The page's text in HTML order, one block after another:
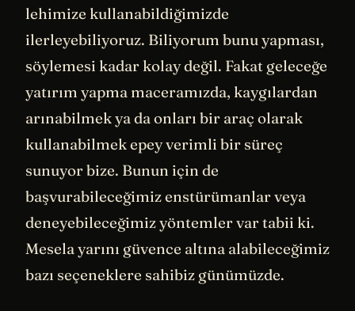
lehimize kullanabildiğimizde
ilerleyebiliyoruz. Biliyorum bunu yapması,
söylemesi kadar kolay değil. Fakat geleceğe
yatırım yapma maceramızda, kaygılardan
arınabilmek ya da onları bir araç olarak
kullanabilmek epey verimli bir süreç
sunuyor bize. Bunun için de
başvurabileceğimiz enstürümanlar veya
deneyebileceğimiz yöntemler var tabii ki.
Mesela yarını güvence altına alabileceğimiz
bazı seçeneklere sahibiz günümüzde.